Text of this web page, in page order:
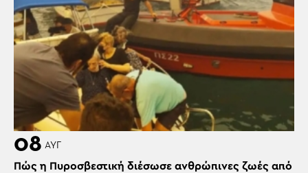
08 ΑΥΓ
Πώς η Πυροσβεστική διέσωσε ανθρώπινες ζωές από